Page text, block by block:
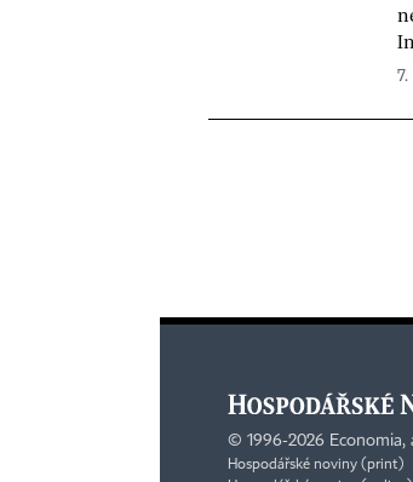
7.
© 1996-2026 Economia,
Hospodářské noviny (print)